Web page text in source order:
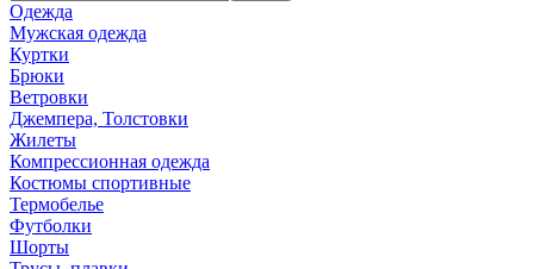
Одежда
Мужская одежда
Куртки
Брюки
Ветровки
Джемпера, Толстовки
Жилеты
Компрессионная одежда
Костюмы спортивные
Термобелье
Футболки
Шорты